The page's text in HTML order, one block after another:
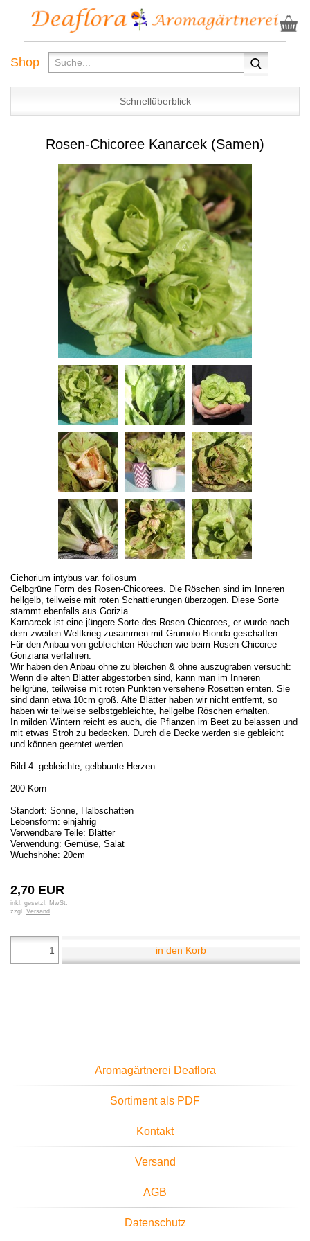
Shop
Schnellüberblick
Rosen-Chicoree Kanarcek (Samen)
Cichorium intybus var. foliosum
Gelbgrüne Form des Rosen-Chicorees. Die Röschen sind im Inneren
hellgelb, teilweise mit roten Schattierungen überzogen. Diese Sorte
stammt ebenfalls aus Gorizia.
Karnarcek ist eine jüngere Sorte des Rosen-Chicorees, er wurde nach
dem zweiten Weltkrieg zusammen mit Grumolo Bionda geschaffen.
Für den Anbau von gebleichten Röschen wie beim Rosen-Chicoree
Goriziana verfahren.
Wir haben den Anbau ohne zu bleichen & ohne auszugraben versucht:
Wenn die alten Blätter abgestorben sind, kann man im Inneren
hellgrüne, teilweise mit roten Punkten versehene Rosetten ernten. Sie
sind dann etwa 10cm groß. Alte Blätter haben wir nicht entfernt, so
haben wir teilweise selbstgebleichte, hellgelbe Röschen erhalten.
In milden Wintern reicht es auch, die Pflanzen im Beet zu belassen und
mit etwas Stroh zu bedecken. Durch die Decke werden sie gebleicht
und können geerntet werden.
Bild 4: gebleichte, gelbbunte Herzen
200 Korn
Standort: Sonne, Halbschatten
Lebensform: einjährig
Verwendbare Teile: Blätter
Verwendung: Gemüse, Salat
Wuchshöhe: 20cm
2,70 EUR
inkl. gesetzl. MwSt.
zzgl. Versand
in den Korb
Aromagärtnerei Deaflora
Sortiment als PDF
Kontakt
Versand
AGB
Datenschutz